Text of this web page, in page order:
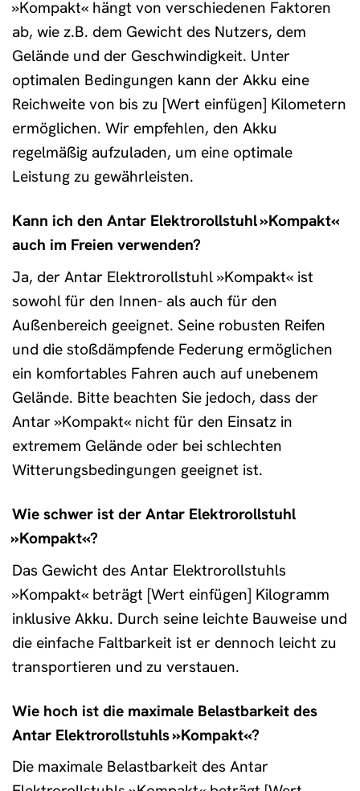
»Kompakt« hängt von verschiedenen Faktoren
ab, wie z.B. dem Gewicht des Nutzers, dem
Gelände und der Geschwindigkeit. Unter
optimalen Bedingungen kann der Akku eine
Reichweite von bis zu [Wert einfügen] Kilometern
ermöglichen. Wir empfehlen, den Akku
regelmäßig aufzuladen, um eine optimale
Leistung zu gewährleisten.
Kann ich den Antar Elektrorollstuhl »Kompakt«
auch im Freien verwenden?
Ja, der Antar Elektrorollstuhl »Kompakt« ist
sowohl für den Innen- als auch für den
Außenbereich geeignet. Seine robusten Reifen
und die stoßdämpfende Federung ermöglichen
ein komfortables Fahren auch auf unebenem
Gelände. Bitte beachten Sie jedoch, dass der
Antar »Kompakt« nicht für den Einsatz in
extremem Gelände oder bei schlechten
Witterungsbedingungen geeignet ist.
Wie schwer ist der Antar Elektrorollstuhl
»Kompakt«?
Das Gewicht des Antar Elektrorollstuhls
»Kompakt« beträgt [Wert einfügen] Kilogramm
inklusive Akku. Durch seine leichte Bauweise und
die einfache Faltbarkeit ist er dennoch leicht zu
transportieren und zu verstauen.
Wie hoch ist die maximale Belastbarkeit des
Antar Elektrorollstuhls »Kompakt«?
Die maximale Belastbarkeit des Antar